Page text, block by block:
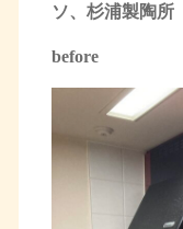
ソ、杉浦製陶所
before